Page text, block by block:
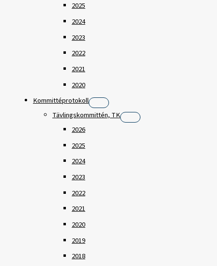
2025
2024
2023
2022
2021
2020
Kommittéprotokoll
Tävlingskommittén, TK
2026
2025
2024
2023
2022
2021
2020
2019
2018